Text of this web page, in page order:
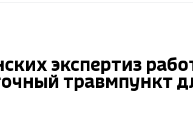
экспертиз
травмпункт